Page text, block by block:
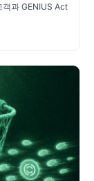
과 GENIUS Act